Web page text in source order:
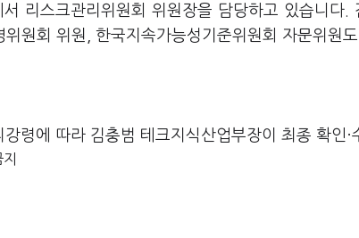
리스크관리위원회 위원장을 담당하고 있습니다.
원회 위원, 한국지속가능성기준위원회 자문위원
령에 따라 김충범 테크지식산업부장이 최종 확인·